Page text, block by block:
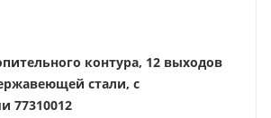
контура, 12 выходов
стали, с
77310012